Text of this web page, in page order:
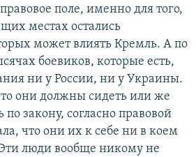
поле, именно для того,
местах остались
может влиять Кремль. А по
боевиков, которые есть,
ни у России, ни у Украины.
они должны сидеть или же
по закону, согласно правовой
что они их к себе ни в коем
Эти люди вообще никому не